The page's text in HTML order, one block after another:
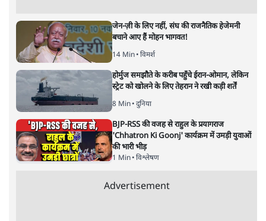
में CJI सूर्यकांत का छात्रों ने किया विरोध
6 Min•तेलंगाना
ईरान ने जारी किया मुजतबा खामेनेई का वीडियो;
स्वास्थ्य पर इसराइली मीडिया में चल रही थीं अफवाहें
7 Min•दुनिया
Advertisement
बचाने आए हैं मोहन भागवत!